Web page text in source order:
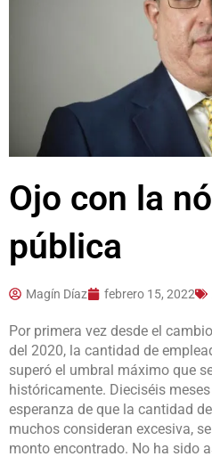
Ojo con la
pública
Magín Díaz febrero 15, 2022
Por primera vez desde el
del 2020, la cantidad de
superó el umbral máximo que
históricamente. Dieciséis
esperanza de que la cantidad
muchos consideran excesiva,
monto encontrado. No ha sido